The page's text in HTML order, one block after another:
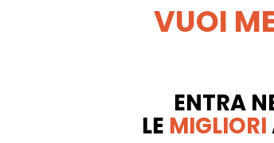
VUOI
ENTRA
LE MIGLIORI